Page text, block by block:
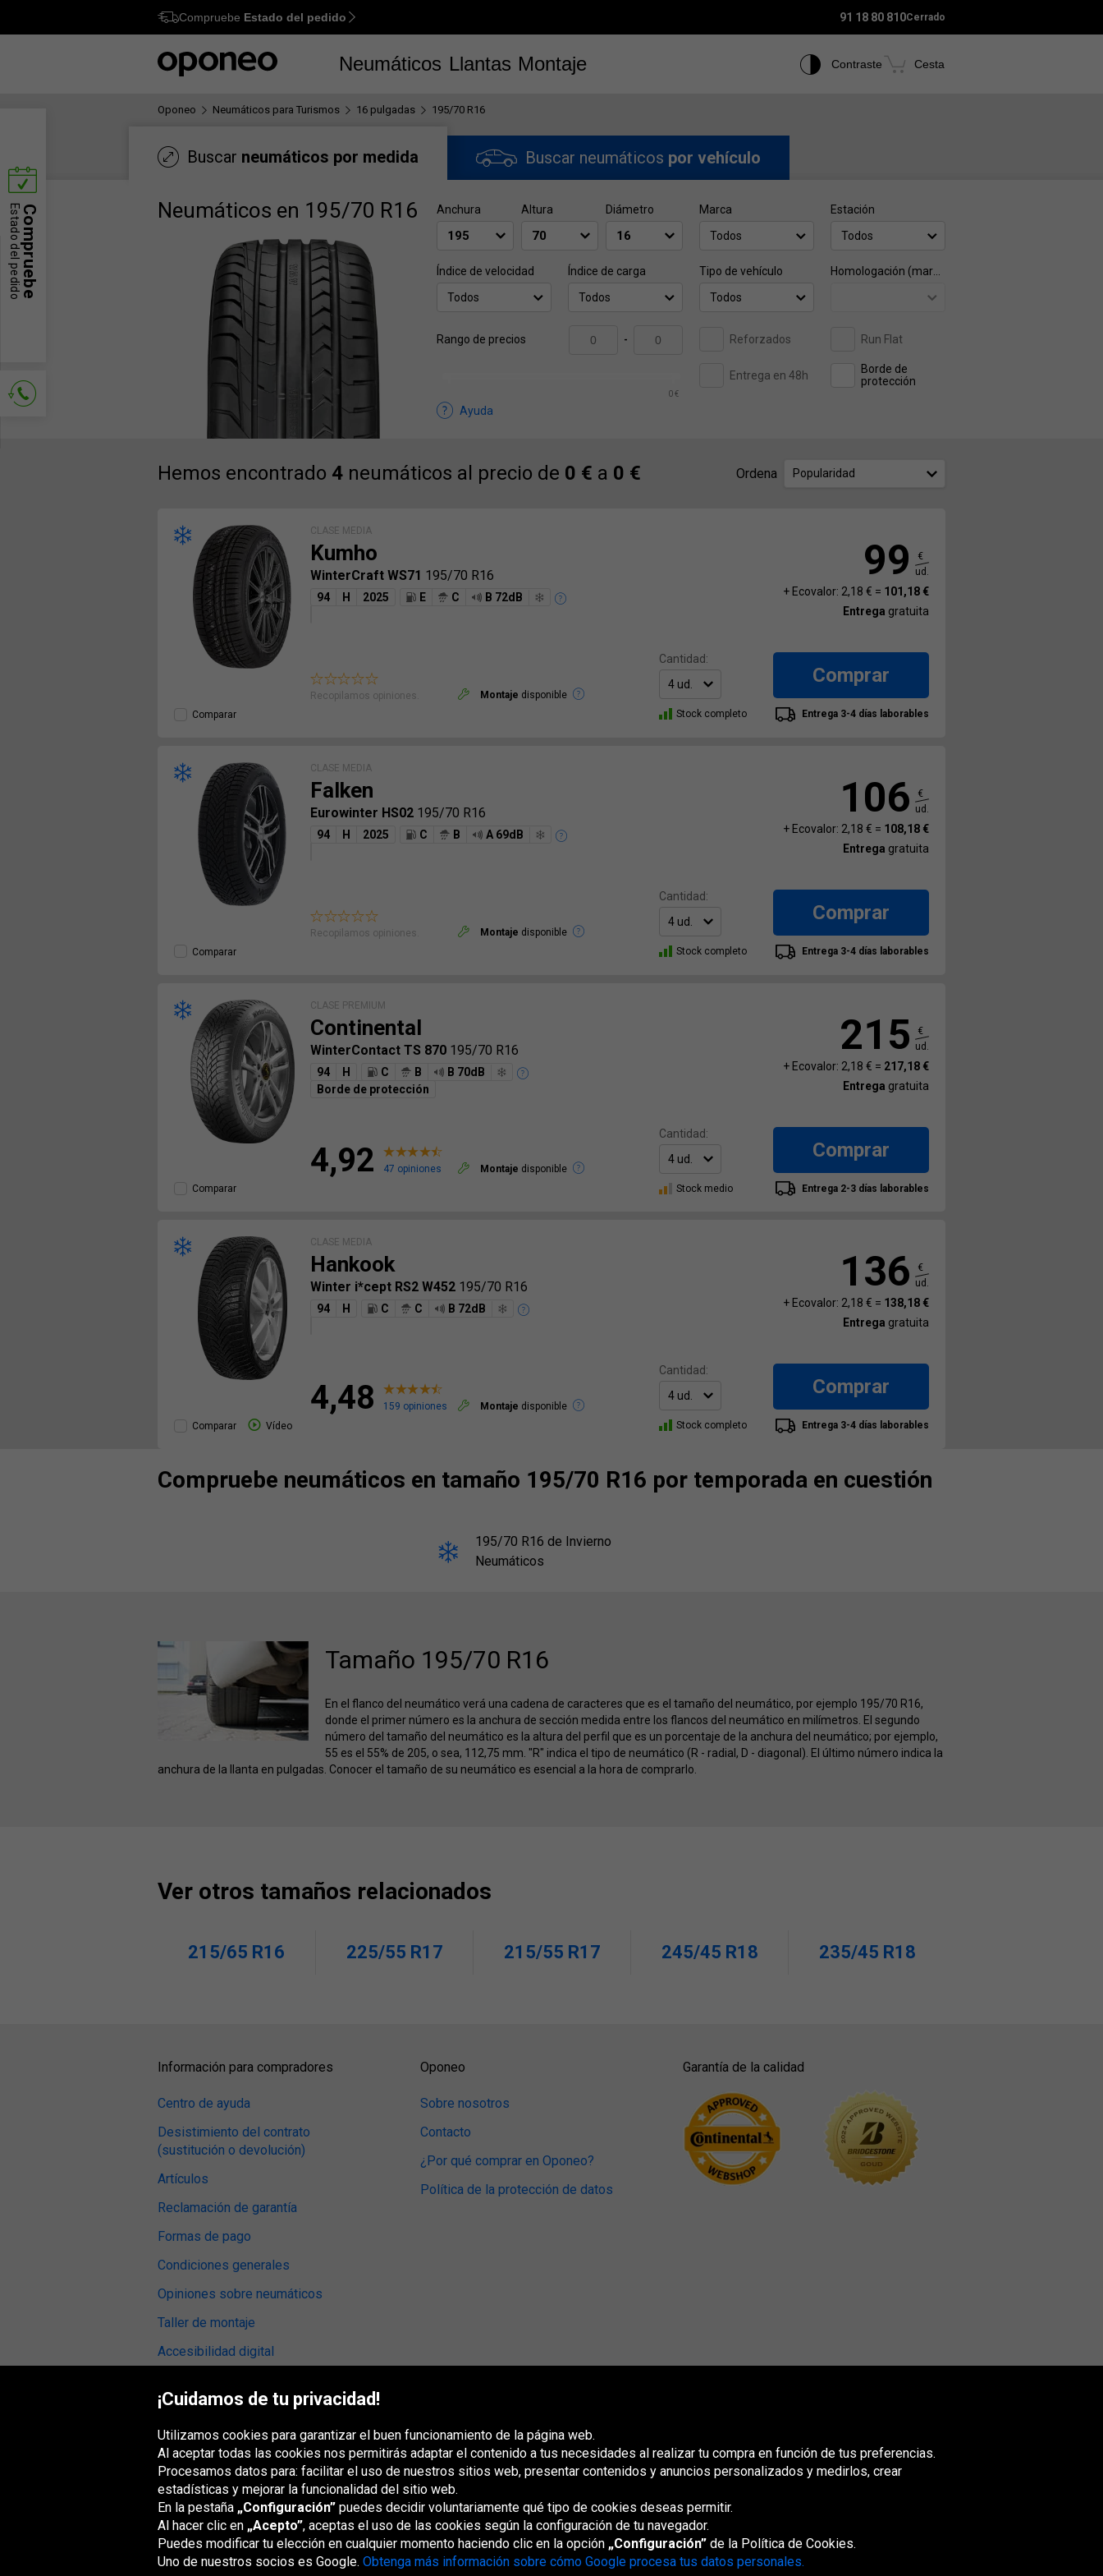
Ctrl M
Compruebe Estado del pedido 91 18 80 810Cerrado
Neumáticos Llantas Montaje Contraste Cesta
Oponeo Neumáticos para Turismos 16 pulgadas 195/70 R16
Buscar neumáticos por medida Buscar neumáticos por vehículo
Neumáticos en 195/70 R16 Anchura Altura Diámetro
Marca
Todos
Estación
Todos
Índice de velocidad
Todos
Índice de carga
Todos
Tipo de vehículo
Todos
Rango de precios -
0 €
Reforzados Run Flat
Entrega en 48h
Borde de
protección
Ayuda
Hemos encontrado 4 neumáticos al precio de 0 € a 0 € Ordena Popularidad
CLASE MEDIA
Kumho
WinterCraft WS71 195/70 R16
94 H 2025 E C B 72dB
Recopilamos opiniones. Montaje disponible
Comparar
99
€
ud.
+ Ecovalor: 2,18 € = 101,18 €
Entrega gratuita
Cantidad:
Comprar
Stock completo Entrega 3-4 días laborables
CLASE MEDIA
Falken
Eurowinter HS02 195/70 R16
94 H 2025 C B A 69dB
Recopilamos opiniones. Montaje disponible
Comparar
106
€
ud.
+ Ecovalor: 2,18 € = 108,18 €
Entrega gratuita
Cantidad:
Comprar
Stock completo Entrega 3-4 días laborables
CLASE PREMIUM
Continental
WinterContact TS 870 195/70 R16
94 H C B
B 70dB
Borde de protección
4,92 47 opiniones Montaje disponible
Comparar
215
€
ud.
+ Ecovalor: 2,18 € = 217,18 €
Entrega gratuita
Cantidad:
Comprar
Stock medio Entrega 2-3 días laborables
CLASE MEDIA
Hankook
Winter i*cept RS2 W452 195/70 R16
94 H C C B 72dB
4,48 159 opiniones Montaje disponible
Comparar
Vídeo
136
€
ud.
+ Ecovalor: 2,18 € = 138,18 €
Entrega gratuita
Cantidad:
Comprar
Stock completo Entrega 3-4 días laborables
Compruebe neumáticos en tamaño 195/70 R16 por temporada en cuestión
195/70 R16 de Invierno
Neumáticos
Tamaño 195/70 R16
En el flanco del neumático verá una cadena de caracteres que es el tamaño del neumático, por ejemplo 195/70 R16,
donde el primer número es la anchura de sección medida entre los flancos del neumático en milímetros. El segundo
número del tamaño del neumático es la altura del perfil que es un porcentaje de la anchura del neumático; por ejemplo,
55 es el 55% de 205, o sea, 112,75 mm. "R" indica el tipo de neumático (R - radial, D - diagonal). El último número indica la
anchura de la llanta en pulgadas. Conocer el tamaño de su neumático es esencial a la hora de comprarlo.
Ver otros tamaños relacionados
215/65 R16 225/55 R17 215/55 R17 245/45 R18 235/45 R18
Compruebe
Estado del pedido
Información para compradores
Centro de ayuda
Desistimiento del contrato
(sustitución o devolución)
Artículos
Reclamación de garantía
Formas de pago
Condiciones generales
Opiniones sobre neumáticos
Taller de montaje
Accesibilidad digital
Oponeo
Sobre nosotros
Contacto
¿Por qué comprar en Oponeo?
Política de la protección de datos
Garantía de la calidad
Grupo Oponeo
Belgique
Česká
republika
Deutschland Éire France Italia MagyarországNederland Österreich Polska
Slovenská
republika
United
¡Cuidamos de tu privacidad!
Utilizamos cookies para garantizar el buen funcionamiento de la página web.
Al aceptar todas las cookies nos permitirás adaptar el contenido a tus necesidades al realizar tu compra en función de tus preferencias.
Procesamos datos para: facilitar el uso de nuestros sitios web, presentar contenidos y anuncios personalizados y medirlos, crear
estadísticas y mejorar la funcionalidad del sitio web.
En la pestaña „Configuración” puedes decidir voluntariamente qué tipo de cookies deseas permitir.
Al hacer clic en „Acepto”, aceptas el uso de las cookies según la configuración de tu navegador.
Puedes modificar tu elección en cualquier momento haciendo clic en la opción „Configuración” de la Política de Cookies.
Uno de nuestros socios es Google. Obtenga más información sobre cómo Google procesa tus datos personales.